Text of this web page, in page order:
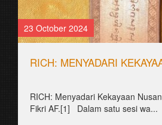
23 October 2024
RICH: MENYADARI
RICH: Menyadari Kekayaan
Fikri AF.[1] Dalam satu sesi wa...